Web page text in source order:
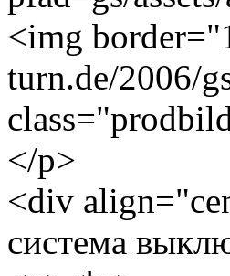
<img
turn.de/2006/
</p>
<div
система